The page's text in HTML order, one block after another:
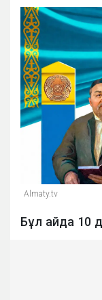
Almaty.tv
Бұл айда 10